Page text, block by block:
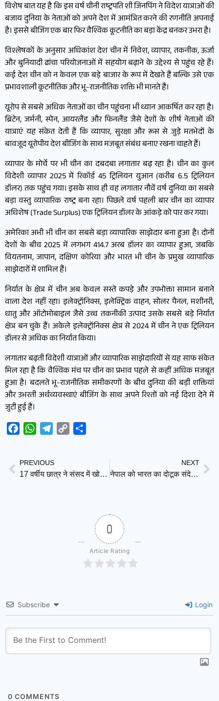
विशेष बात यह है कि इस वर्ष चीनी राष्ट्रपति शी जिनपिंग ने विदेश यात्राओं की
बजाय दुनिया के नेताओं को अपने देश में आमंत्रित करने की रणनीति अपनाई
है। इससे बीजिंग एक बार फिर वैश्विक कूटनीति का बड़ा केंद्र बनकर उभरा है।
विश्लेषकों के अनुसार अधिकांश देश चीन में निवेश, व्यापार, तकनीक, ऊर्जा
और बुनियादी ढांचा परियोजनाओं में सहयोग बढ़ाने के उद्देश्य से पहुंच रहे हैं।
कई देश चीन को न केवल एक बड़े बाजार के रूप में देखते हैं बल्कि उसे एक
प्रभावशाली कूटनीतिक और भू-राजनीतिक शक्ति भी मानते हैं।
यूरोप से सबसे अधिक नेताओं का चीन पहुंचना भी ध्यान आकर्षित कर रहा है।
ब्रिटेन, जर्मनी, स्पेन, आयरलैंड और फिनलैंड जैसे देशों के शीर्ष नेताओं की
यात्राएं यह संकेत देती हैं कि व्यापार, सुरक्षा और रूस से जुड़े मतभेदों के
बावजूद यूरोपीय देश बीजिंग के साथ मजबूत संबंध बनाए रखना चाहते हैं।
व्यापार के मोर्चे पर भी चीन का दबदबा लगातार बढ़ रहा है। चीन का कुल
विदेशी व्यापार 2025 में रिकॉर्ड 45 ट्रिलियन युआन (करीब 6.5 ट्रिलियन
डॉलर) तक पहुंच गया। इसके साथ ही वह लगातार नौवें वर्ष दुनिया का सबसे
बड़ा वस्तु व्यापारिक राष्ट्र बना रहा। पिछले वर्ष पहली बार चीन का व्यापार
अधिशेष (Trade Surplus) एक ट्रिलियन डॉलर के आंकड़े को पार कर गया।
अमेरिका अभी भी चीन का सबसे बड़ा व्यापारिक साझेदार बना हुआ है। दोनों
देशों के बीच 2025 में लगभग 414.7 अरब डॉलर का व्यापार हुआ, जबकि
वियतनाम, जापान, दक्षिण कोरिया और भारत भी चीन के प्रमुख व्यापारिक
साझेदारों में शामिल हैं।
निर्यात के क्षेत्र में चीन अब केवल सस्ते कपड़े और उपभोक्ता सामान बनाने
वाला देश नहीं रहा। इलेक्ट्रॉनिक्स, इलेक्ट्रिक वाहन, सोलर पैनल, मशीनरी,
धातु और ऑटोमोबाइल जैसे उच्च तकनीकी उत्पाद उसके सबसे बड़े निर्यात
क्षेत्र बन चुके हैं। अकेले इलेक्ट्रॉनिक्स क्षेत्र से 2024 में चीन ने एक ट्रिलियन
डॉलर से अधिक का निर्यात किया।
लगातार बढ़ती विदेशी यात्राओं और व्यापारिक साझेदारियों से यह साफ संकेत
मिल रहा है कि वैश्विक मंच पर चीन का प्रभाव पहले से कहीं अधिक मजबूत
हुआ है। बदलते भू-राजनीतिक समीकरणों के बीच दुनिया की बड़ी शक्तियां
और उभरती अर्थव्यवस्थाएं बीजिंग के साथ अपने रिश्तों को नई दिशा देने में
जुटी हुई हैं।
FacebookWhatsAppTelegram
Copy
PREVIOUS
17 वर्षीय छात्र ने संसद में खोली CBSE OSM की पोल, टेंडर प्रक्रिया पर उठाए बड़े सवाल
NEXT
नेपाल को भारत का दोटूक संदेश: सीमा विवाद में तीसरे पक्ष की कोई भूमिका नहीं, बातचीत से ही निकलेगा समाधान
0
Article Rating
Subscribe Login
0 COMMENTS